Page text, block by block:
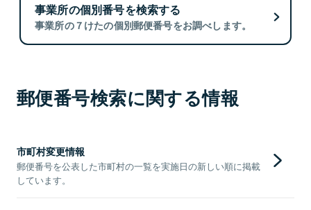
事業所の個別番号を検索する
事業所の７けたの個別郵便番号をお調べします。
郵便番号検索に関する情報
市町村変更情報
郵便番号を公表した市町村の一覧を実施日の新しい順に掲載
しています。